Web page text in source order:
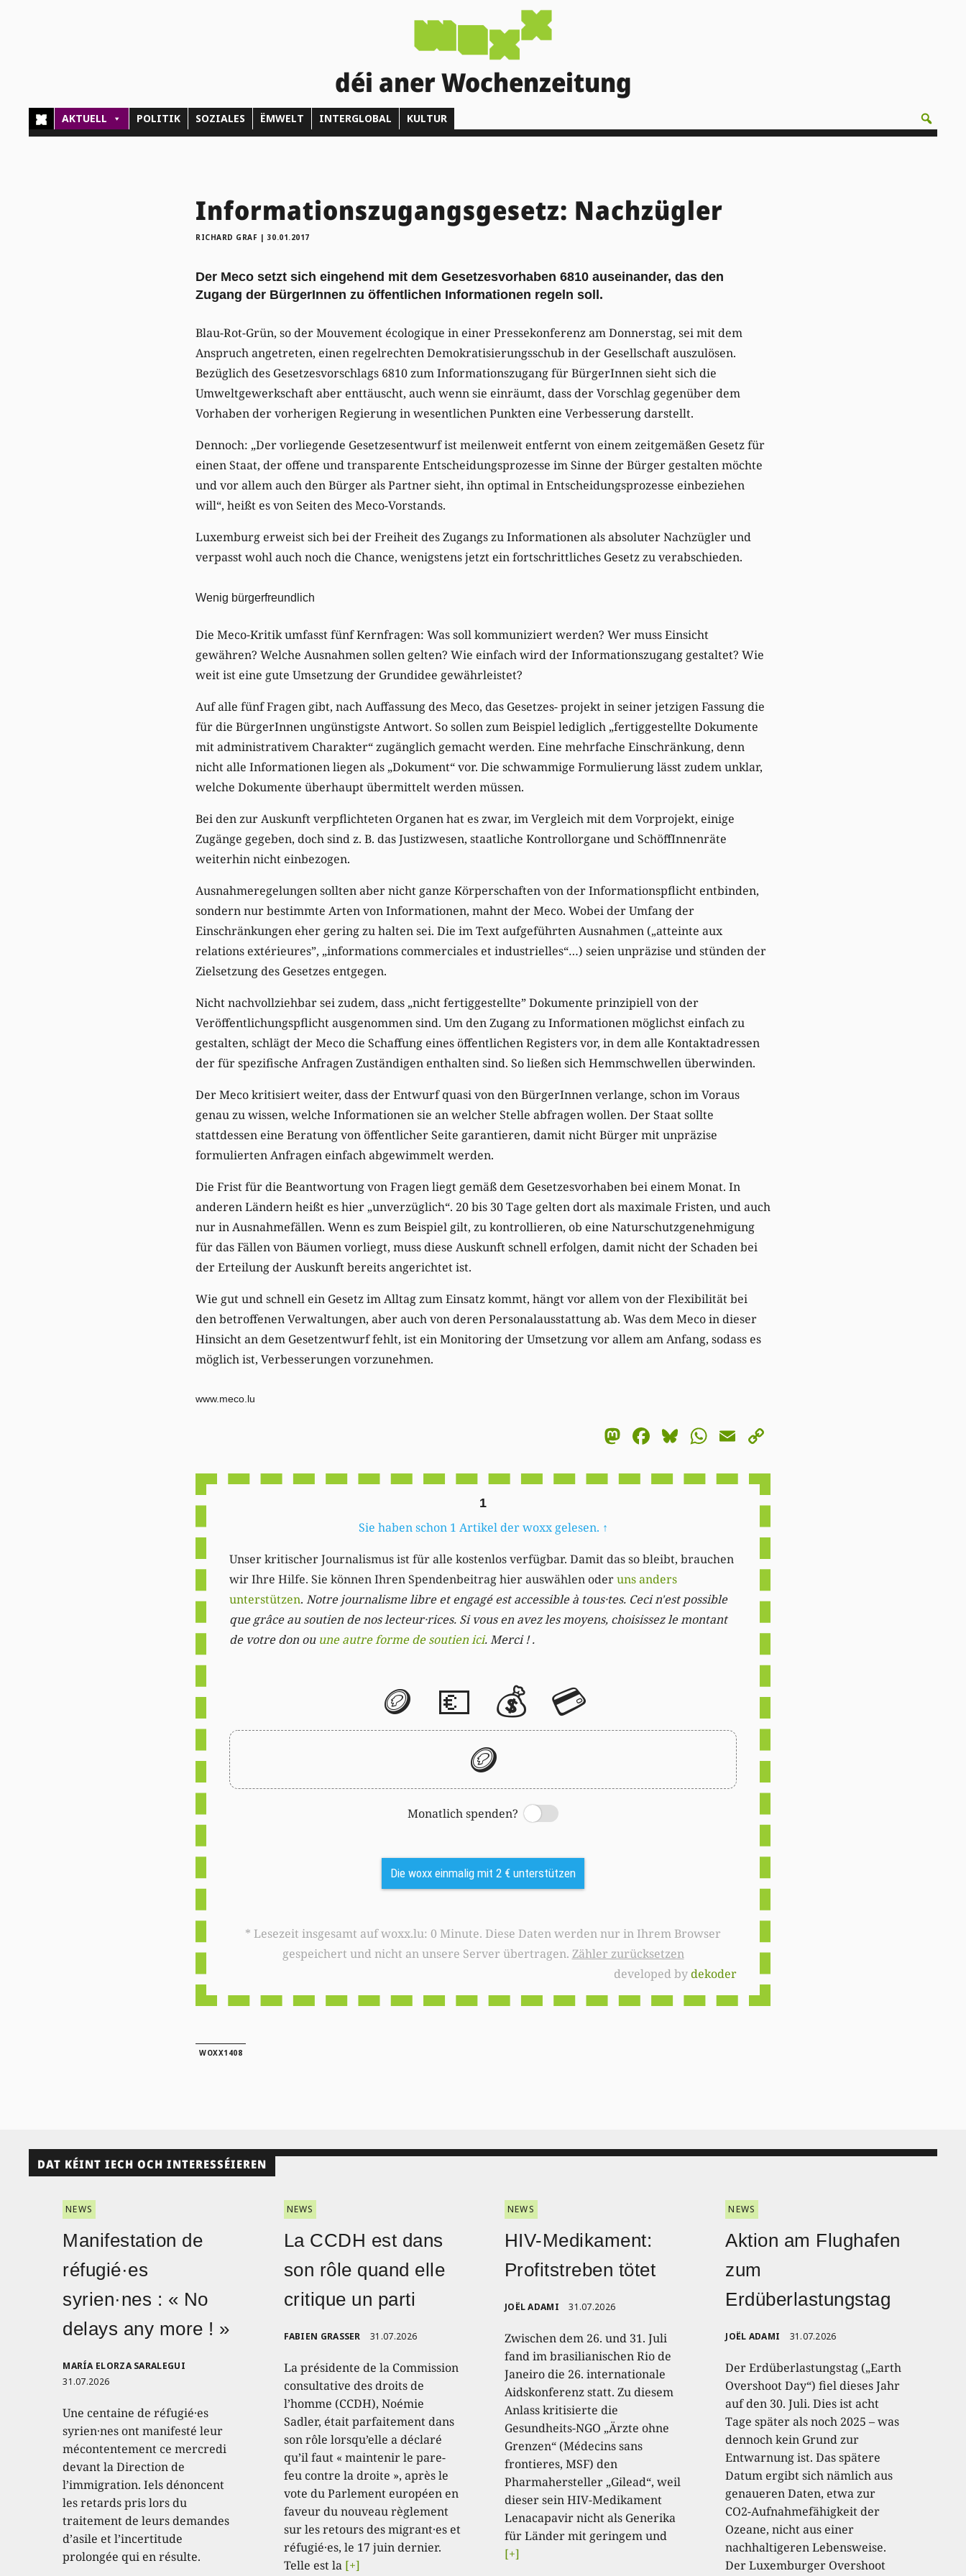
déi aner Wochenzeitung
AKTUELL POLITIK SOZIALES ËMWELT INTERGLOBAL KULTUR
Informationszugangsgesetz: Nachzügler
RICHARD GRAF | 30.01.2017
Der Meco setzt sich eingehend mit dem Gesetzesvorhaben 6810 auseinander, das den
Zugang der BürgerInnen zu öffentlichen Informationen regeln soll.
Blau-Rot-Grün, so der Mouvement écologique in einer Pressekonferenz am Donnerstag, sei mit dem
Anspruch angetreten, einen regelrechten Demokratisierungsschub in der Gesellschaft auszulösen.
Bezüglich des Gesetzesvorschlags 6810 zum Informationszugang für BürgerInnen sieht sich die
Umweltgewerkschaft aber enttäuscht, auch wenn sie einräumt, dass der Vorschlag gegenüber dem
Vorhaben der vorherigen Regierung in wesentlichen Punkten eine Verbesserung darstellt.
Dennoch: „Der vorliegende Gesetzesentwurf ist meilenweit entfernt von einem zeitgemäßen Gesetz für
einen Staat, der offene und transparente Entscheidungsprozesse im Sinne der Bürger gestalten möchte
und vor allem auch den Bürger als Partner sieht, ihn optimal in Entscheidungsprozesse einbeziehen
will“, heißt es von Seiten des Meco-Vorstands.
Luxemburg erweist sich bei der Freiheit des Zugangs zu Informationen als absoluter Nachzügler und
verpasst wohl auch noch die Chance, wenigstens jetzt ein fortschrittliches Gesetz zu verabschieden.
Wenig bürgerfreundlich
Die Meco-Kritik umfasst fünf Kernfragen: Was soll kommuniziert werden? Wer muss Einsicht
gewähren? Welche Ausnahmen sollen gelten? Wie einfach wird der Informationszugang gestaltet? Wie
weit ist eine gute Umsetzung der Grundidee gewährleistet?
Auf alle fünf Fragen gibt, nach Auffassung des Meco, das Gesetzes- projekt in seiner jetzigen Fassung die
für die BürgerInnen ungünstigste Antwort. So sollen zum Beispiel lediglich „fertiggestellte Dokumente
mit administrativem Charakter“ zugänglich gemacht werden. Eine mehrfache Einschränkung, denn
nicht alle Informationen liegen als „Dokument“ vor. Die schwammige Formulierung lässt zudem unklar,
welche Dokumente überhaupt übermittelt werden müssen.
Bei den zur Auskunft verpflichteten Organen hat es zwar, im Vergleich mit dem Vorprojekt, einige
Zugänge gegeben, doch sind z. B. das Justizwesen, staatliche Kontrollorgane und SchöffInnenräte
weiterhin nicht einbezogen.
Ausnahmeregelungen sollten aber nicht ganze Körperschaften von der Informationspflicht entbinden,
sondern nur bestimmte Arten von Informationen, mahnt der Meco. Wobei der Umfang der
Einschränkungen eher gering zu halten sei. Die im Text aufgeführten Ausnahmen („atteinte aux
relations extérieures”, „informations commerciales et industrielles“…) seien unpräzise und stünden der
Zielsetzung des Gesetzes entgegen.
Nicht nachvollziehbar sei zudem, dass „nicht fertiggestellte” Dokumente prinzipiell von der
Veröffentlichungspflicht ausgenommen sind. Um den Zugang zu Informationen möglichst einfach zu
gestalten, schlägt der Meco die Schaffung eines öffentlichen Registers vor, in dem alle Kontaktadressen
der für spezifische Anfragen Zuständigen enthalten sind. So ließen sich Hemmschwellen überwinden.
Der Meco kritisiert weiter, dass der Entwurf quasi von den BürgerInnen verlange, schon im Voraus
genau zu wissen, welche Informationen sie an welcher Stelle abfragen wollen. Der Staat sollte
stattdessen eine Beratung von öffentlicher Seite garantieren, damit nicht Bürger mit unpräzise
formulierten Anfragen einfach abgewimmelt werden.
Die Frist für die Beantwortung von Fragen liegt gemäß dem Gesetzesvorhaben bei einem Monat. In
anderen Ländern heißt es hier „unverzüglich“. 20 bis 30 Tage gelten dort als maximale Fristen, und auch
nur in Ausnahmefällen. Wenn es zum Beispiel gilt, zu kontrollieren, ob eine Naturschutzgenehmigung
für das Fällen von Bäumen vorliegt, muss diese Auskunft schnell erfolgen, damit nicht der Schaden bei
der Erteilung der Auskunft bereits angerichtet ist.
Wie gut und schnell ein Gesetz im Alltag zum Einsatz kommt, hängt vor allem von der Flexibilität bei
den betroffenen Verwaltungen, aber auch von deren Personalausstattung ab. Was dem Meco in dieser
Hinsicht an dem Gesetzentwurf fehlt, ist ein Monitoring der Umsetzung vor allem am Anfang, sodass es
möglich ist, Verbesserungen vorzunehmen.
www.meco.lu
Mastodon
Facebook
Bluesky
WhatsApp
Email
1
Sie haben schon 1 Artikel der woxx gelesen. ↑
Unser kritischer Journalismus ist für alle kostenlos verfügbar. Damit das so bleibt, brauchen
wir Ihre Hilfe. Sie können Ihren Spendenbeitrag hier auswählen oderuns anders
unterstützen. Notre journalisme libre et engagé est accessible à tous·tes. Ceci n'est possible
que grâce au soutien de nos lecteur·rices. Si vous en avez les moyens, choisissez le montant
de votre don ou une autre forme de soutien ici. Merci ! .
🪙 💶 💰 💳
🪙
Monatlich spenden?
Switch
Die woxx einmalig mit 2 € unterstützen
* Lesezeit insgesamt auf woxx.lu: 0 Minute. Diese Daten werden nur in Ihrem Browser
gespeichert und nicht an unsere Server übertragen. Zähler zurücksetzen
developed bydekoder
WOXX1408
DAT KÉINT IECH OCH INTERESSÉIEREN
NEWS
Manifestation de
réfugié·es
syrien·nes : « No
delays any more ! »
MARÍA ELORZA SARALEGUI
31.07.2026
Une centaine de réfugié·es
syrien·nes ont manifesté leur
mécontentement ce mercredi
devant la Direction de
l’immigration. Iels dénoncent
les retards pris lors du
traitement de leurs demandes
d’asile et l’incertitude
prolongée qui en résulte.
NEWS
La CCDH est dans
son rôle quand elle
critique un parti
FABIEN GRASSER 31.07.2026
La présidente de la Commission
consultative des droits de
l’homme (CCDH), Noémie
Sadler, était parfaitement dans
son rôle lorsqu’elle a déclaré
qu’il faut « maintenir le pare-
feu contre la droite », après le
vote du Parlement européen en
faveur du nouveau règlement
sur les retours des migrant·es et
réfugié·es, le 17 juin dernier.
Telle est la [+]
NEWS
HIV-Medikament:
Profitstreben tötet
JOËL ADAMI 31.07.2026
Zwischen dem 26. und 31. Juli
fand im brasilianischen Rio de
Janeiro die 26. internationale
Aidskonferenz statt. Zu diesem
Anlass kritisierte die
Gesundheits-NGO „Ärzte ohne
Grenzen“ (Médecins sans
frontieres, MSF) den
Pharmahersteller „Gilead“, weil
dieser sein HIV-Medikament
Lenacapavir nicht als Generika
für Länder mit geringem und
[+]
NEWS
Aktion am Flughafen
zum
Erdüberlastungstag
JOËL ADAMI 31.07.2026
Der Erdüberlastungstag („Earth
Overshoot Day“) fiel dieses Jahr
auf den 30. Juli. Dies ist acht
Tage später als noch 2025 – was
dennoch kein Grund zur
Entwarnung ist. Das spätere
Datum ergibt sich nämlich aus
genaueren Daten, etwa zur
CO2-Aufnahmefähigkeit der
Ozeane, nicht aus einer
nachhaltigeren Lebensweise.
Der Luxemburger Overshoot